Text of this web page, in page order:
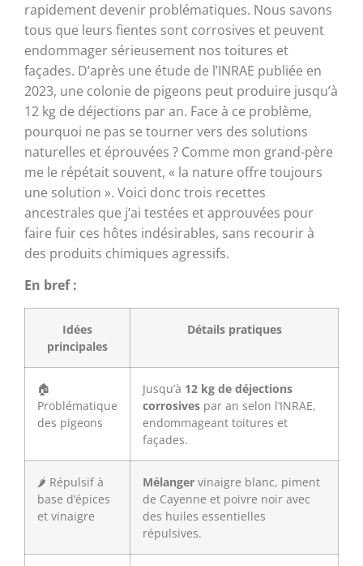
rapidement devenir problématiques. Nous savons
tous que leurs fientes sont corrosives et peuvent
endommager sérieusement nos toitures et
façades. D’après une étude de l’INRAE publiée en
2023, une colonie de pigeons peut produire jusqu’à
12 kg de déjections par an. Face à ce problème,
pourquoi ne pas se tourner vers des solutions
naturelles et éprouvées ? Comme mon grand-père
me le répétait souvent, « la nature offre toujours
une solution ». Voici donc trois recettes
ancestrales que j’ai testées et approuvées pour
faire fuir ces hôtes indésirables, sans recourir à
des produits chimiques agressifs.
En bref :
Idées
principales
Détails pratiques
🏠
Problématique
des pigeons
Jusqu’à 12 kg de déjections
corrosives par an selon l’INRAE,
endommageant toitures et
façades.
🌶️ Répulsif à
base d’épices
et vinaigre
Mélanger vinaigre blanc, piment
de Cayenne et poivre noir avec
des huiles essentielles
répulsives.